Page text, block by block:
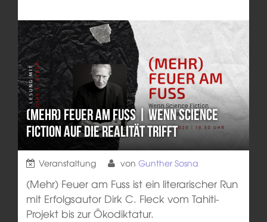
(Mehr) Feuer am Fuss | Wenn Science
Fiction auf die Realität trifft
Veranstaltung von Gunther Sosna
(Mehr) Feuer am Fuss ist ein literarischer Run
mit Erfolgsautor Dirk C. Fleck vom Tahiti-
Projekt bis zur Ökodiktatur.